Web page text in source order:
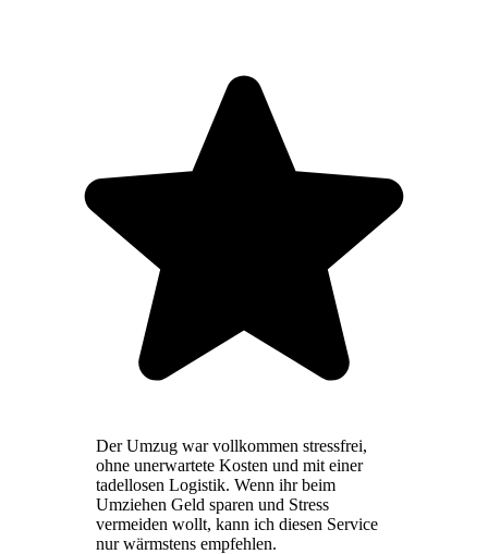
Der Umzug war vollkommen stressfrei,
ohne unerwartete Kosten und mit einer
tadellosen Logistik. Wenn ihr beim
Umziehen Geld sparen und Stress
vermeiden wollt, kann ich diesen Service
nur wärmstens empfehlen.